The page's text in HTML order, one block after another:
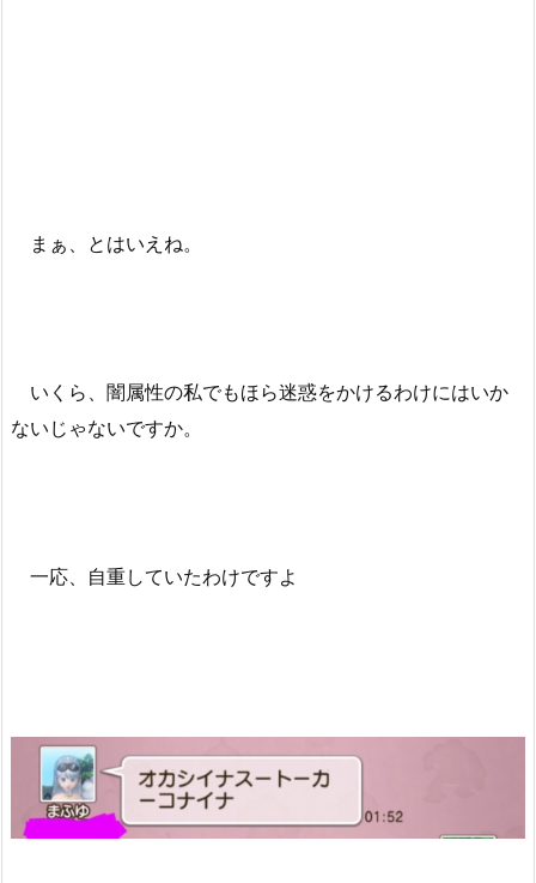
まぁ、とはいえね。
いくら、闇属性の私でもほら迷惑をかけるわけにはいか
ないじゃないですか。
一応、自重していたわけですよ